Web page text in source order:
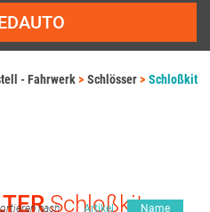
- Fahrwerk Schlösser Schloßkit
Schloßkit
nach Artikel Name